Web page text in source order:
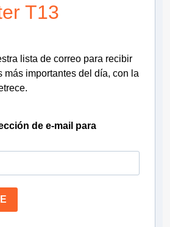
T13
lista de correo para recibir
más importantes del día, con la
de e-mail para